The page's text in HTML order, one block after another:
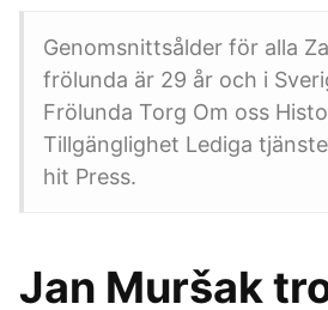
Genomsnittsålder för alla
frölunda är 29 år och i
Frölunda Torg Om oss
Tillgänglighet Lediga
hit Press.
Jan Muršak